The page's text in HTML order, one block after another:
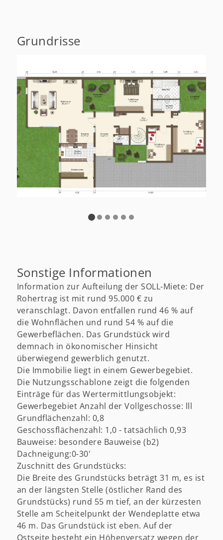
Grundrisse
Sonstige Informationen
Information zur Aufteilung der SOLL-Miete: Der
Rohertrag ist mit rund 95.000 € zu
veranschlagt. Davon entfallen rund 46 % auf
die Wohnflächen und rund 54 % auf die
Gewerbeflächen. Das Grundstück wird
demnach in ökonomischer Hinsicht
überwiegend gewerblich genutzt.
Die Immobilie liegt in einem Gewerbegebiet.
Die Nutzungsschablone zeigt die folgenden
Einträge für das Wertermittlungsobjekt:
Gewerbegebiet Anzahl der Vollgeschosse: lll
Grundflächenzahl: 0,8
Geschossflächenzahl: 1,0 - tatsächlich 0,93
Bauweise: besondere Bauweise (b2)
Dachneigung:0-30'
Zuschnitt des Grundstücks:
Die Breite des Grundstücks beträgt 31 m, es ist
an der längsten Stelle (östlicher Rand des
Grundstücks) rund 55 m tief, an der kürzesten
Stelle am Scheitelpunkt der Wendeplatte etwa
46 m. Das Grundstück ist eben. Auf der
Ostseite besteht ein Höhenversatz wegen der